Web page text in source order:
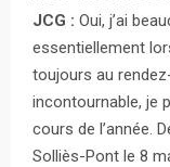
JCG : Oui, j’ai
essentiellement
toujours au
incontournable, je
cours de l’année.
Solliès-Pont le 8